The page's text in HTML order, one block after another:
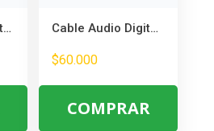
Cable de Audio Stereo 3.5mm a 2 RCA 3 Metros – Conecta PC y Música Cable Audio Digital Óptico 5 Metros – Sonido Envolvente de Alta Calidad
$60.000
COMPRAR